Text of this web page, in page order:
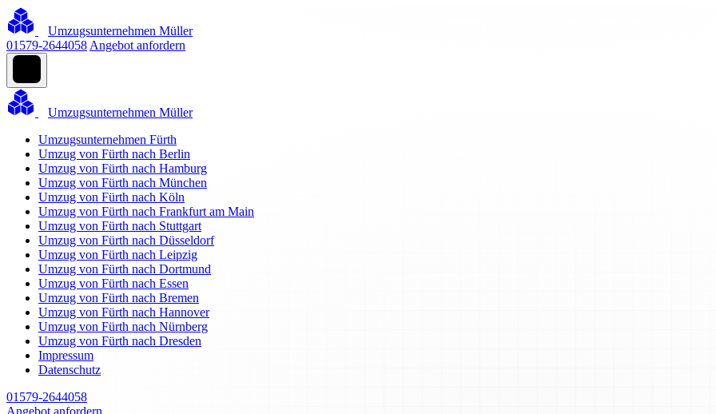
Umzugsunternehmen Müller
01579-2644058 Angebot anfordern
Umzugsunternehmen Müller
Umzugsunternehmen Fürth
Umzug von Fürth nach Berlin
Umzug von Fürth nach Hamburg
Umzug von Fürth nach München
Umzug von Fürth nach Köln
Umzug von Fürth nach Frankfurt am Main
Umzug von Fürth nach Stuttgart
Umzug von Fürth nach Düsseldorf
Umzug von Fürth nach Leipzig
Umzug von Fürth nach Dortmund
Umzug von Fürth nach Essen
Umzug von Fürth nach Bremen
Umzug von Fürth nach Hannover
Umzug von Fürth nach Nürnberg
Umzug von Fürth nach Dresden
Impressum
Datenschutz
01579-2644058
Angebot anfordern